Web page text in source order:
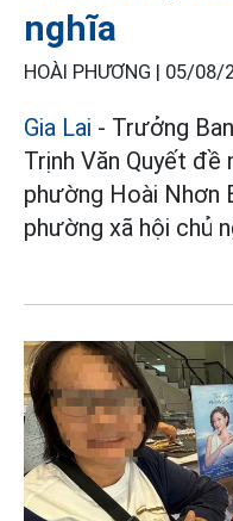
nghĩa
HOÀI PHƯƠNG | 05/08/
Gia Lai - Trưởng
Trịnh Văn Quyết đề
phường Hoài Nhơn
phường xã hội chủ